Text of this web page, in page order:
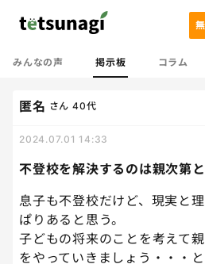
みんなの声 掲示板 コラム
不登校を解決するのは親次第
匿名 さん 40代
2024.07.01 14:33
息子も不登校だけど、現実と
ぱりあると思う。
子どもの将来のことを考えて
をやっていきましょう・・・